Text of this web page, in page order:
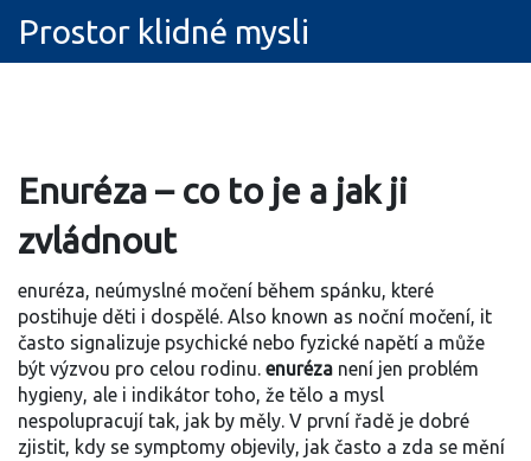
Prostor klidné mysli
Enuréza – co to je a jak ji
zvládnout
enuréza, neúmyslné močení během spánku, které
postihuje děti i dospělé. Also known as noční močení, it
často signalizuje psychické nebo fyzické napětí a může
být výzvou pro celou rodinu. enuréza není jen problém
hygieny, ale i indikátor toho, že tělo a mysl
nespolupracují tak, jak by měly. V první řadě je dobré
zjistit, kdy se symptomy objevily, jak často a zda se mění